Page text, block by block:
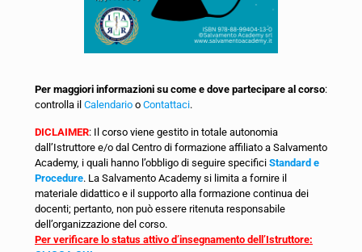
Per maggiori informazioni su come e dove partecipare al corso:
controlla il Calendario o Contattaci.
DICLAIMER: Il corso viene gestito in totale autonomia
dall’Istruttore e/o dal Centro di formazione affiliato a Salvamento
Academy, i quali hanno l’obbligo di seguire specifici Standard e
Procedure. La Salvamento Academy si limita a fornire il
materiale didattico e il supporto alla formazione continua dei
docenti; pertanto, non può essere ritenuta responsabile
dell’organizzazione del corso.
Per verificare lo status attivo d’insegnamento dell’Istruttore: